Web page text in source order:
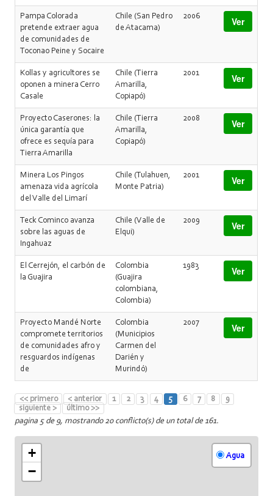
Pampa Colorada
pretende extraer agua
de comunidades de
Toconao Peine y Socaire
Chile (San Pedro
de Atacama)
2006 Ver
Kollas y agricultores se
oponen a minera Cerro
Casale
Chile (Tierra
Amarilla,
Copiapó)
2001 Ver
Proyecto Caserones: la
única garantía que
ofrece es sequía para
Tierra Amarilla
Chile (Tierra
Amarilla,
Copiapó)
2008 Ver
Minera Los Pingos
amenaza vida agrícola
del Valle del Limarí
Chile (Tulahuen,
Monte Patria)
2001 Ver
Teck Cominco avanza
sobre las aguas de
Ingahuaz
Chile (Valle de
Elqui)
2009 Ver
El Cerrejón, el carbón de
la Guajira
Colombia
(Guajira
colombiana,
Colombia)
1983 Ver
Proyecto Mandé Norte
compromete territorios
de comunidades afro y
resguardos indígenas
de
Colombia
(Municipios
Carmen del
Darién y
Murindó)
2007 Ver
<< primero < anterior 1 2 3 4 5 6 7 8
9
siguiente >
último >>
pagina 5 de 9, mostrando 20 conflicto(s) de un total de 161.
+
−
Agua